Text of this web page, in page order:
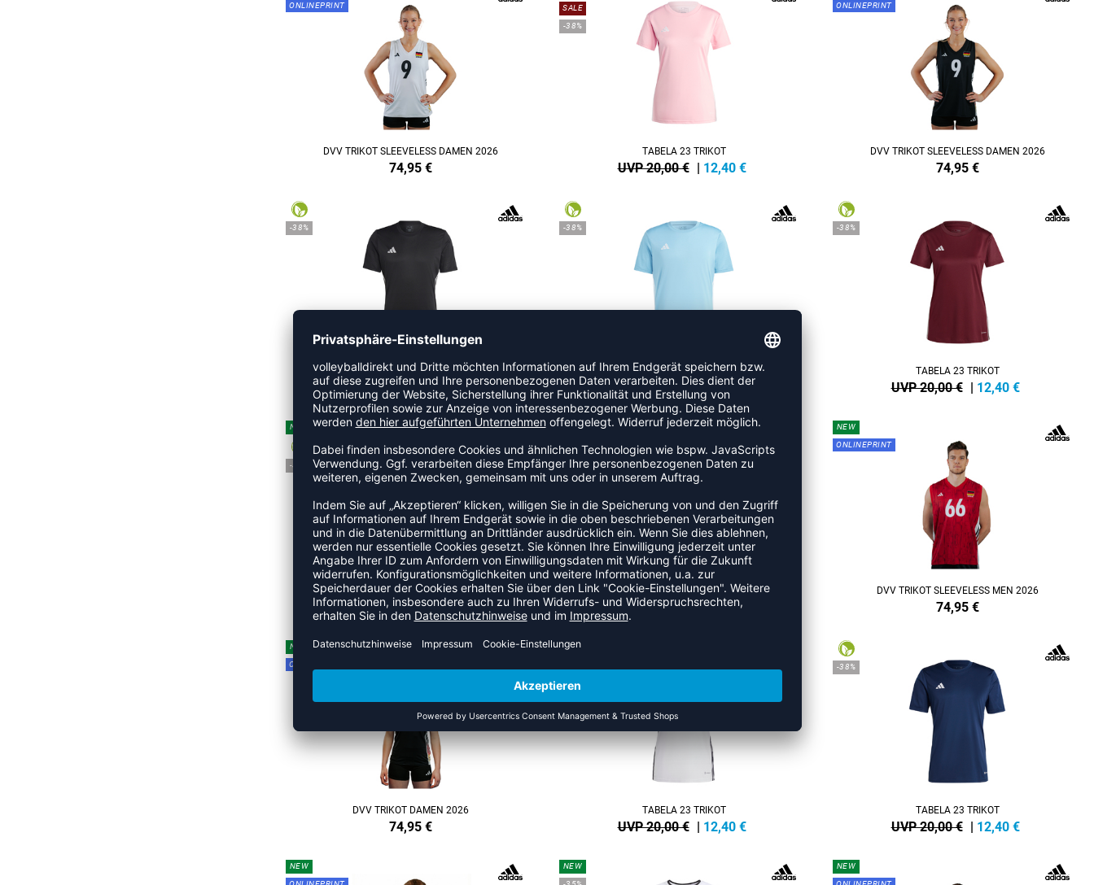
ONLINEPRINT
DVV TRIKOT SLEEVELESS DAMEN 2026
74,95 €
SALE
-38%
TABELA 23 TRIKOT
UVP 20,00 € | 12,40 €
ONLINEPRINT
DVV TRIKOT SLEEVELESS DAMEN 2026
74,95 €
-38%
TABELA 23 TRIKOT
UVP 20,00 € |12,40 €
-38%
TABELA 23 TRIKOT
UVP 20,00 € |12,40 €
-38%
TABELA 23 TRIKOT
UVP 20,00 € | 12,40 €
NEW
-38%
TABELA 23 TRIKOT
UVP 20,00 € |12,40 €
NEW
ONLINEPRINT
DVV TRIKOT MEN 2026
74,95 €
NEW
ONLINEPRINT
DVV TRIKOT SLEEVELESS MEN 2026
74,95 €
NEW
ONLINEPRINT
DVV TRIKOT DAMEN 2026
74,95 €
-38%
TABELA 23 TRIKOT
UVP 20,00 € | 12,40 €
-38%
TABELA 23 TRIKOT
UVP 20,00 € | 12,40 €
NEW
NEW
NEW